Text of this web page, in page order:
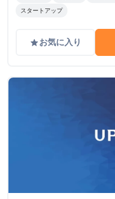
スタートアップ
gradeお気に入り